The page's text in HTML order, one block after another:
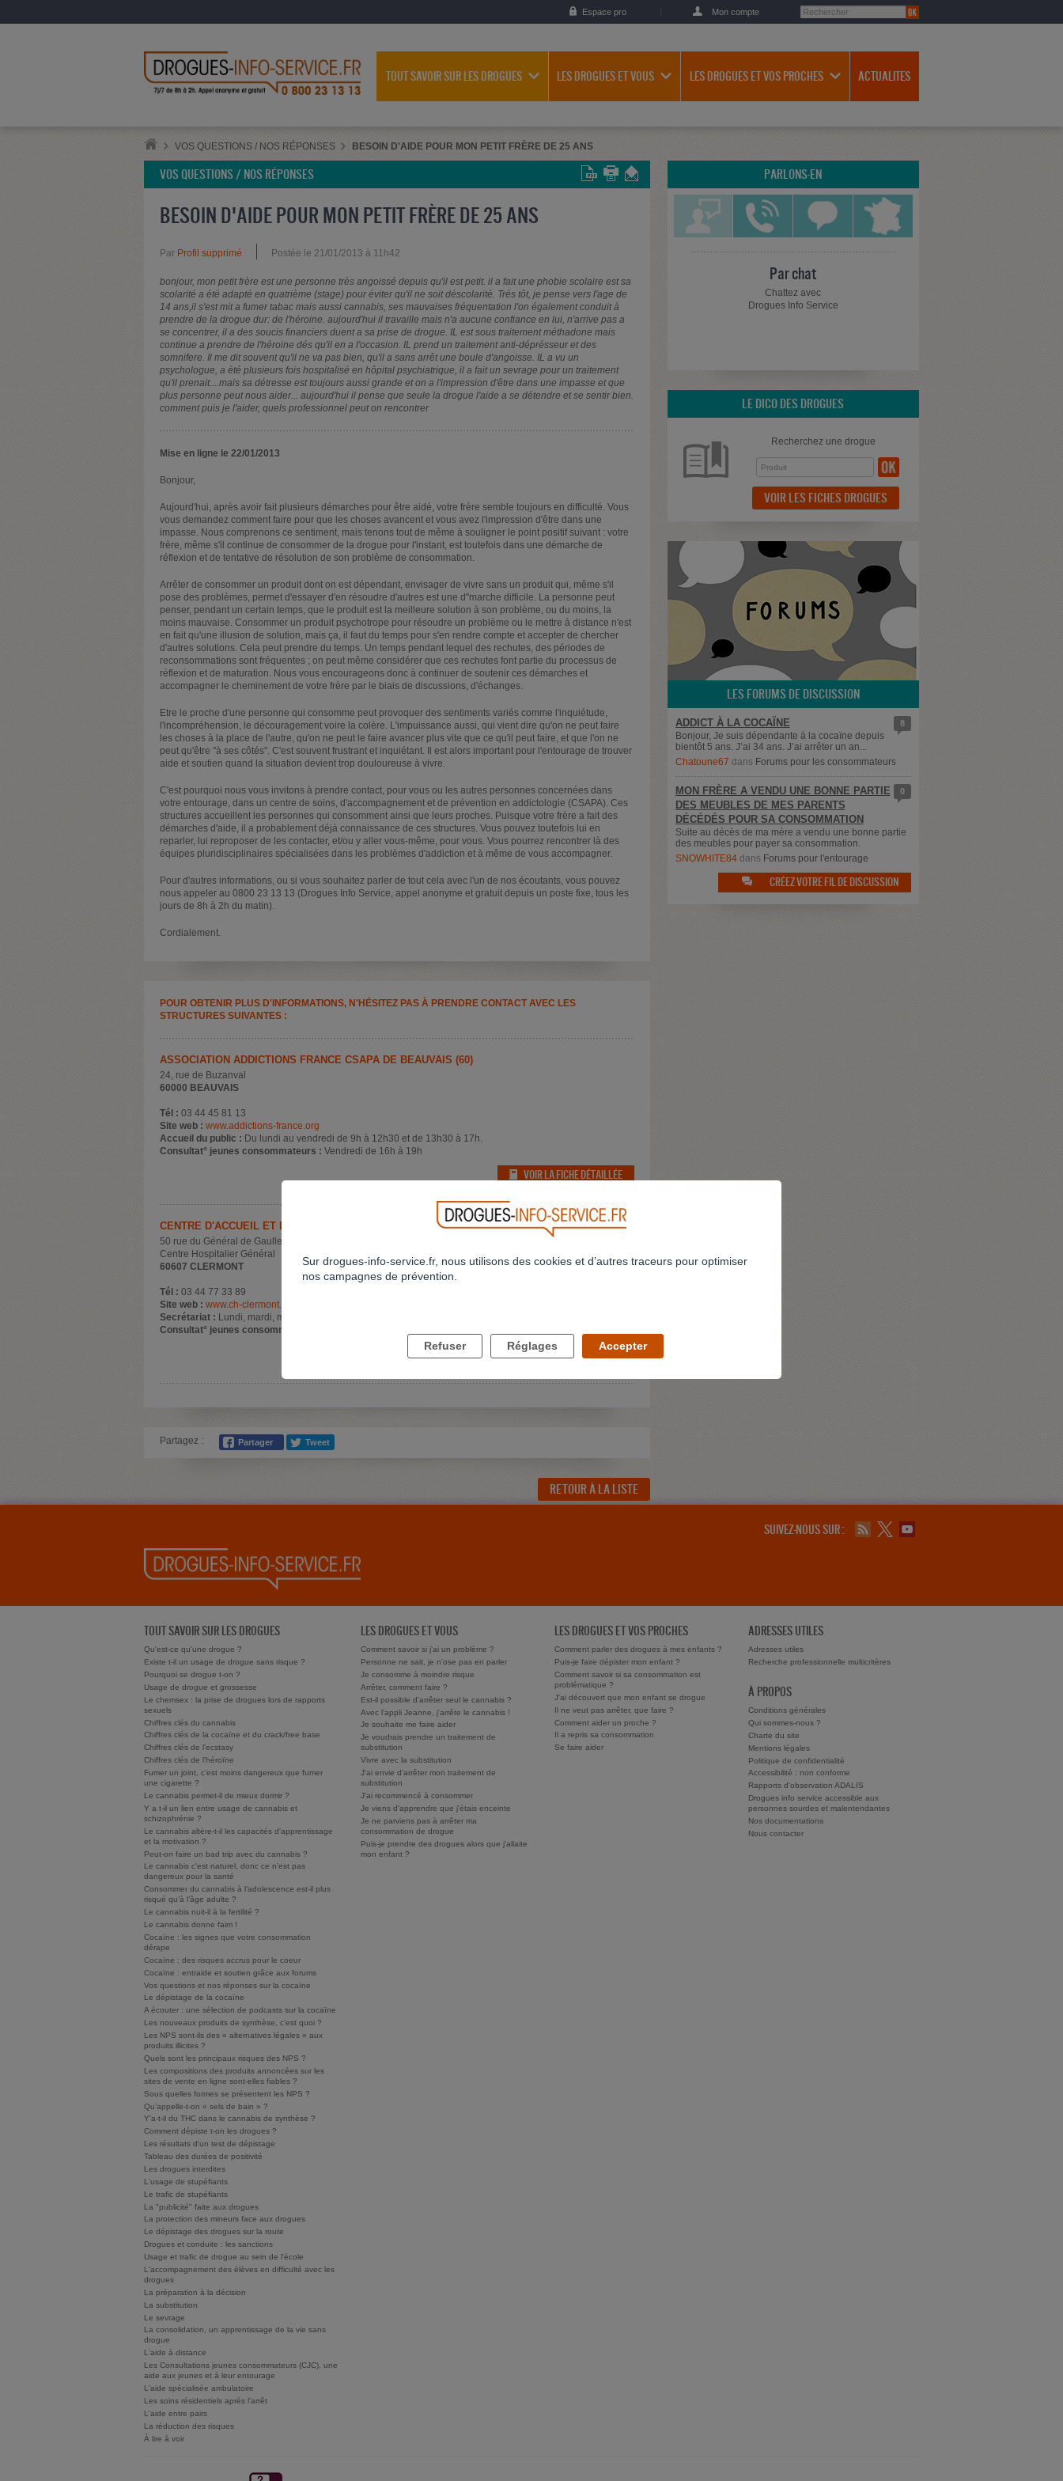
Espace pro Mon compte
TOUT SAVOIR SUR LES DROGUES LES DROGUES ET VOUS LES DROGUES ET VOS PROCHES ACTUALITES
VOS QUESTIONS / NOS RÉPONSES BESOIN D'AIDE POUR MON PETIT FRÈRE DE 25 ANS
VOS QUESTIONS / NOS RÉPONSES
BESOIN D'AIDE POUR MON PETIT FRÈRE DE 25 ANS
Par Profil supprimé Postée le 21/01/2013 à 11h42
bonjour, mon petit frère est une personne très angoissé depuis qu'il est petit. il a fait une phobie scolaire est sa
scolarité a été adapté en quatrième (stage) pour éviter qu'il ne soit déscolarité. Trés tôt, je pense vers l'age de
14 ans,il s'est mit a fumer tabac mais aussi cannabis, ses mauvaises fréquentation l'on également conduit à
prendre de la drogue dur: de l'héroine. aujourd'hui il travaille mais n'a aucune confiance en lui, n'arrive pas a
se concentrer, il a des soucis financiers duent a sa prise de drogue. IL est sous traitement méthadone mais
continue a prendre de l'héroine dés qu'il en a l'occasion. IL prend un traitement anti-déprésseur et des
somnifere. Il me dit souvent qu'il ne va pas bien, qu'il a sans arrêt une boule d'angoisse. IL a vu un
psychologue, a été plusieurs fois hospitalisé en hôpital psychiatrique, il a fait un sevrage pour un traitement
qu'il prenait....mais sa détresse est toujours aussi grande et on a l'impression d'être dans une impasse et que
plus personne peut nous aider... aujourd'hui il pense que seule la drogue l'aide a se détendre et se sentir bien.
comment puis je l'aider, quels professionnel peut on rencontrer
Mise en ligne le 22/01/2013
Bonjour,
Aujourd'hui, après avoir fait plusieurs démarches pour être aidé, votre frère semble toujours en difficulté. Vous
vous demandez comment faire pour que les choses avancent et vous avez l'impression d'être dans une
impasse. Nous comprenons ce sentiment, mais tenons tout de même à souligner le point positif suivant : votre
frère, même s'il continue de consommer de la drogue pour l'instant, est toutefois dans une démarche de
réflexion et de tentative de résolution de son problème de consommation.
Arrêter de consommer un produit dont on est dépendant, envisager de vivre sans un produit qui, même s'il
pose des problèmes, permet d'essayer d'en résoudre d'autres est une d"marche difficile. La personne peut
penser, pendant un certain temps, que le produit est la meilleure solution à son problème, ou du moins, la
moins mauvaise. Consommer un produit psychotrope pour résoudre un problème ou le mettre à distance n'est
en fait qu'une illusion de solution, mais ça, il faut du temps pour s'en rendre compte et accepter de chercher
d'autres solutions. Cela peut prendre du temps. Un temps pendant lequel des rechutes, des périodes de
reconsommations sont fréquentes ; on peut même considérer que ces rechutes font partie du processus de
réflexion et de maturation. Nous vous encourageons donc à continuer de soutenir ces démarches et
accompagner le cheminement de votre frère par le biais de discussions, d'échanges.
Etre le proche d'une personne qui consomme peut provoquer des sentiments variés comme l'inquiétude,
l'incompréhension, le découragement voire la colère. L'impuissance aussi, qui vient dire qu'on ne peut faire
les choses à la place de l'autre, qu'on ne peut le faire avancer plus vite que ce qu'il peut faire, et que l'on ne
peut qu'être "à ses côtés". C'est souvent frustrant et inquiétant. Il est alors important pour l'entourage de trouver
aide et soutien quand la situation devient trop douloureuse à vivre.
C'est pourquoi nous vous invitons à prendre contact, pour vous ou les autres personnes concernées dans
votre entourage, dans un centre de soins, d'accompagnement et de prévention en addictologie (CSAPA). Ces
structures accueillent les personnes qui consomment ainsi que leurs proches. Puisque votre frère a fait des
démarches d'aide, il a probablement déjà connaissance de ces structures. Vous pouvez toutefois lui en
reparler, lui reproposer de les contacter, et/ou y aller vous-même, pour vous. Vous pourrez rencontrer là des
équipes pluridisciplinaires spécialisées dans les problèmes d'addiction et à même de vous accompagner.
Pour d'autres informations, ou si vous souhaitez parler de tout cela avec l'un de nos écoutants, vous pouvez
nous appeler au 0800 23 13 13 (Drogues Info Service, appel anonyme et gratuit depuis un poste fixe, tous les
jours de 8h à 2h du matin).
Cordialement.
POUR OBTENIR PLUS D'INFORMATIONS, N'HÉSITEZ PAS À PRENDRE CONTACT AVEC LES
STRUCTURES SUIVANTES :
ASSOCIATION ADDICTIONS FRANCE CSAPA DE BEAUVAIS (60)
24, rue de Buzanval
60000 BEAUVAIS
Tél : 03 44 45 81 13
Site web : www.addictions-france.org
Accueil du public : Du lundi au vendredi de 9h à 12h30 et de 13h30 à 17h.
Consultat° jeunes consommateurs : Vendredi de 16h à 19h
VOIR LA FICHE DÉTAILLÉE
CENTRE D'ACCUEIL ET DE SOINS EN ADDICTOLOGIE
50 rue du Général de Gaulle
Centre Hospitalier Général
60607 CLERMONT
Tél : 03 44 77 33 89
Site web : www.ch-clermont.fr
Secrétariat : Lundi, mardi, mercredi, jeudi et vendredi de 9h à 17h et le samedi matin de 9h à 13h
Consultat° jeunes consommateurs :
VOIR LA FICHE DÉTAILLÉE
Partagez :
RETOUR À LA LISTE
PARLONS-EN
Par chat
Chattez avec
Drogues Info Service
LE DICO DES DROGUES
Recherchez une drogue
VOIR LES FICHES DROGUES
LES FORUMS DE DISCUSSION
8
ADDICT À LA COCAÏNE
Bonjour, Je suis dépendante à la cocaïne depuis
bientôt 5 ans. J’ai 34 ans. J’ai arrêter un an...
Chatoune67 dans Forums pour les consommateurs
0
MON FRÈRE A VENDU UNE BONNE PARTIE
DES MEUBLES DE MES PARENTS
DÉCÉDÉS POUR SA CONSOMMATION
Suite au décès de ma mère a vendu une bonne partie
des meubles pour payer sa consommation.
SNOWHITE84dans Forums pour l'entourage
 CRÉEZ VOTRE FIL DE DISCUSSION
SUIVEZ-NOUS SUR :
TOUT SAVOIR SUR LES DROGUES
Qu'est-ce qu'une drogue ?
Existe t-il un usage de drogue sans risque ?
Pourquoi se drogue t-on ?
Usage de drogue et grossesse
Le chemsex : la prise de drogues lors de rapports
sexuels
Chiffres clés du cannabis
Chiffres clés de la cocaïne et du crack/free base
Chiffres clés de l'ecstasy
Chiffres clés de l'héroïne
Fumer un joint, c’est moins dangereux que fumer
une cigarette ?
Le cannabis permet-il de mieux dormir ?
Y a t-il un lien entre usage de cannabis et
schizophrénie ?
Le cannabis altère-t-il les capacités d'apprentissage
et la motivation ?
Peut-on faire un bad trip avec du cannabis ?
Le cannabis c'est naturel, donc ce n'est pas
dangereux pour la santé
Consommer du cannabis à l’adolescence est-il plus
risqué qu’à l’âge adulte ?
Le cannabis nuit-il à la fertilité ?
Le cannabis donne faim !
Cocaïne : les signes que votre consommation
dérape
Cocaïne : des risques accrus pour le coeur
Cocaïne : entraide et soutien grâce aux forums
Vos questions et nos réponses sur la cocaïne
Le dépistage de la cocaïne
A écouter : une sélection de podcasts sur la cocaïne
Les nouveaux produits de synthèse, c’est quoi ?
Les NPS sont-ils des « alternatives légales » aux
produits illicites ?
Quels sont les principaux risques des NPS ?
Les compositions des produits annoncées sur les
sites de vente en ligne sont-elles fiables ?
Sous quelles formes se présentent les NPS ?
Qu’appelle-t-on « sels de bain » ?
Y’a-t-il du THC dans le cannabis de synthèse ?
Comment dépiste t-on les drogues ?
Les résultats d'un test de dépistage
Tableau des durées de positivité
Les drogues interdites
L'usage de stupéfiants
Le trafic de stupéfiants
La "publicité" faite aux drogues
La protection des mineurs face aux drogues
Le dépistage des drogues sur la route
Drogues et conduite : les sanctions
Usage et trafic de drogue au sein de l'école
L'accompagnement des élèves en difficulté avec les
drogues
La préparation à la décision
La substitution
Le sevrage
La consolidation, un apprentissage de la vie sans
drogue
L'aide à distance
Les Consultations jeunes consommateurs (CJC), une
aide aux jeunes et à leur entourage
L'aide spécialisée ambulatoire
Les soins résidentiels après l'arrêt
L'aide entre pairs
La réduction des risques
À lire à voir
LES DROGUES ET VOUS
Comment savoir si j'ai un problème ?
Personne ne sait, je n'ose pas en parler
Je consomme à moindre risque
Arrêter, comment faire ?
Est-il possible d'arrêter seul le cannabis ?
Avec l'appli Jeanne, j'arrête le cannabis !
Je souhaite me faire aider
Je voudrais prendre un traitement de
substitution
Vivre avec la substitution
J'ai envie d'arrêter mon traitement de
substitution
J'ai recommencé à consommer
Je viens d'apprendre que j'étais enceinte
Je ne parviens pas à arrêter ma
consommation de drogue
Puis-je prendre des drogues alors que j'allaite
mon enfant ?
LES DROGUES ET VOS PROCHES
Comment parler des drogues à mes enfants ?
Puis-je faire dépister mon enfant ?
Comment savoir si sa consommation est
problématique ?
J'ai découvert que mon enfant se drogue
Il ne veut pas arrêter, que faire ?
Comment aider un proche ?
Il a repris sa consommation
Se faire aider
ADRESSES UTILES
Adresses utiles
Recherche professionnelle multicritères
À PROPOS
Conditions générales
Qui sommes-nous ?
Charte du site
Mentions légales
Politique de confidentialité
Accessibilité : non conforme
Rapports d'observation ADALIS
Drogues info service accessible aux
personnes sourdes et malentendantes
Nos documentations
Nous contacter
Sur drogues-info-service.fr, nous utilisons des cookies et d’autres traceurs pour optimiser
nos campagnes de prévention.
Refuser Réglages Accepter